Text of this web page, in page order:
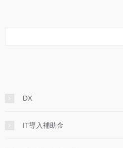
DX
IT導入補助金